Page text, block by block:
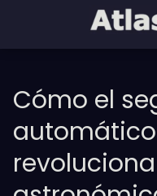
Cómo el